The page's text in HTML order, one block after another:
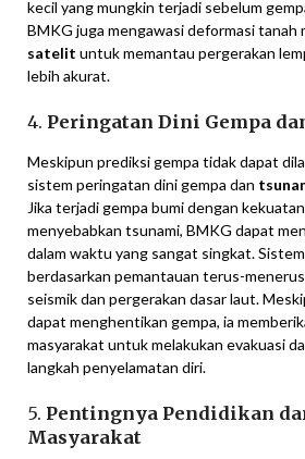
kecil yang mungkin terjadi sebelum
BMKG juga mengawasi deformasi tanah
satelit untuk memantau pergerakan
lebih akurat.
4. Peringatan Dini Gempa
Meskipun prediksi gempa tidak dapat
sistem peringatan dini gempa dan
Jika terjadi gempa bumi dengan
menyebabkan tsunami, BMKG dapat
dalam waktu yang sangat singkat.
berdasarkan pemantauan terus-
seismik dan pergerakan dasar laut.
dapat menghentikan gempa, ia
masyarakat untuk melakukan evakuasi
langkah penyelamatan diri.
5. Pentingnya Pendidikan
Masyarakat